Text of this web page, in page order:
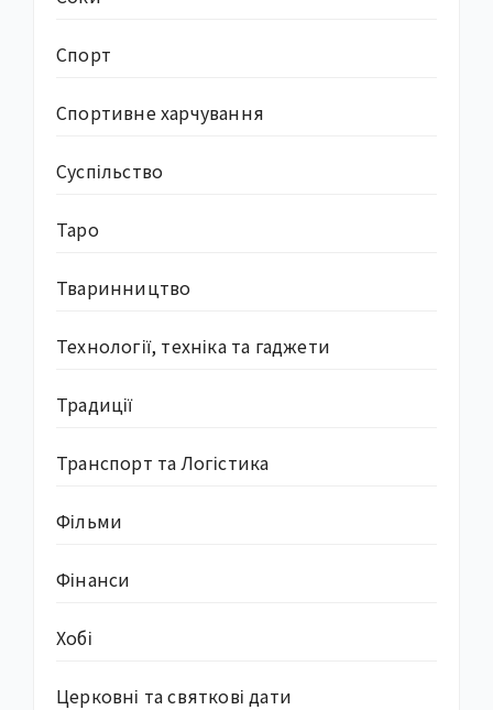
Спорт
Спортивне харчування
Суcпільство
Таро
Тваринництво
Технології, техніка та гаджети
Традиції
Транспорт та Логістика
Фільми
Фінанси
Хобі
Церковні та святкові дати